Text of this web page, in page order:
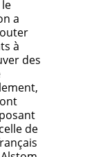
a
à
des
de